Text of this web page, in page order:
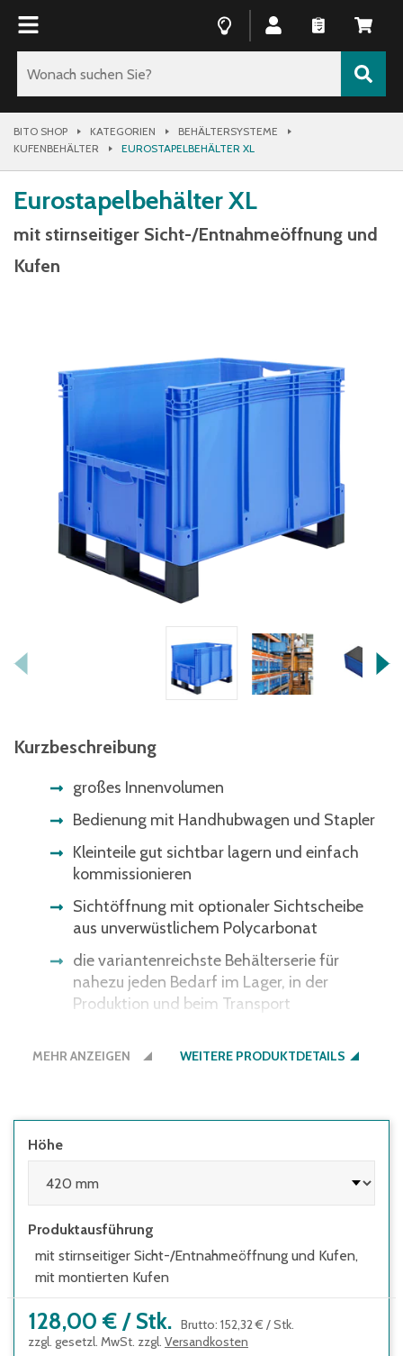
BITO SHOP KATEGORIEN
BEHÄLTERSYSTEME
KUFENBEHÄLTER
EUROSTAPELBEHÄLTER XL
Eurostapelbehälter XL
mit stirnseitiger Sicht-/Entnahmeöffnung und
Kufen
Kurzbeschreibung
großes Innenvolumen
Bedienung mit Handhubwagen und Stapler
Kleinteile gut sichtbar lagern und einfach
kommissionieren
Sichtöffnung mit optionaler Sichtscheibe
aus unverwüstlichem Polycarbonat
die variantenreichste Behälterserie für
nahezu jeden Bedarf im Lager, in der
Produktion und beim Transport
MEHR ANZEIGEN WEITERE PRODUKTDETAILS
Höhe
Produktausführung
mit stirnseitiger Sicht-/Entnahmeöffnung und Kufen,
mit montierten Kufen
128,00 € / Stk. Brutto: 152,32 € /Stk.
zzgl. gesetzl. MwSt. zzgl. Versandkosten